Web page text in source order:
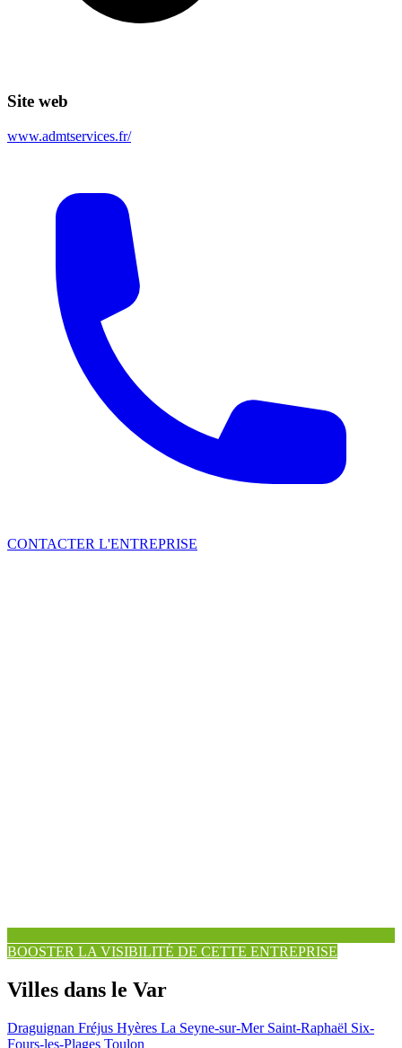
Site web
www.admtservices.fr/
CONTACTER L'ENTREPRISE
BOOSTER LA VISIBILITÉ DE CETTE ENTREPRISE
Villes dans le Var
Draguignan Fréjus Hyères La Seyne-sur-Mer Saint-Raphaël Six-
Fours-les-Plages Toulon